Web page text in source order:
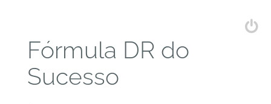
Fórmula DR do
Sucesso